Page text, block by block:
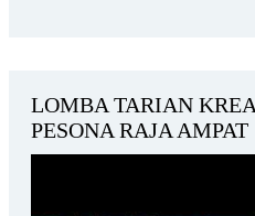
LOMBA TARIAN
PESONA RAJA AMPAT